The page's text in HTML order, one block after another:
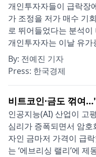
개인투자자들이 급락장
가 조정을 저가 매수 기
로 뛰어들었다는 분석
개인투자자는 이날 유
By: 전예진 기자
Press: 한국경제
비트코인·금도 꺾여
인공지능(AI) 산업이 고
심리가 증폭되면서 암
자인 금마저 가격이 급
는 ‘에브리싱 랠리’에